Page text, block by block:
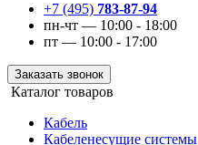
+7 (495) 783-87-94
пн-чт — 10:00 - 18:00
пт — 10:00 - 17:00
Заказать звонок
Каталог товаров
Кабель
Кабеленесущие системы